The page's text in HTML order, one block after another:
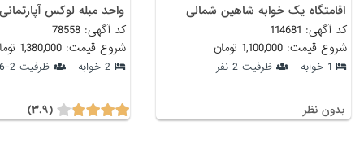
اقامتگاه یک خوابه شاهین شمالی
کد آگهی: 114681
شروع قیمت: 1,100,000 تومان
1 خوابه ظرفیت 2 نفر
بدون نظر
واحد مبله لوکس آپارتمانی
کد آگهی: 78558
شروع قیمت: 1,380,000 تومان
2 خوابه ظرفیت 2-6 نفر
(۳.۹)